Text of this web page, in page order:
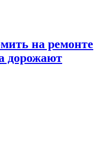
на ремонте
дорожают